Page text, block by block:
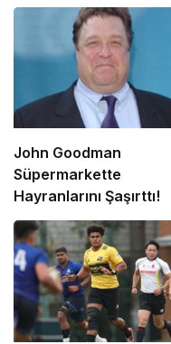
John Goodman
Süpermarkette
Hayranlarını Şaşırttı!